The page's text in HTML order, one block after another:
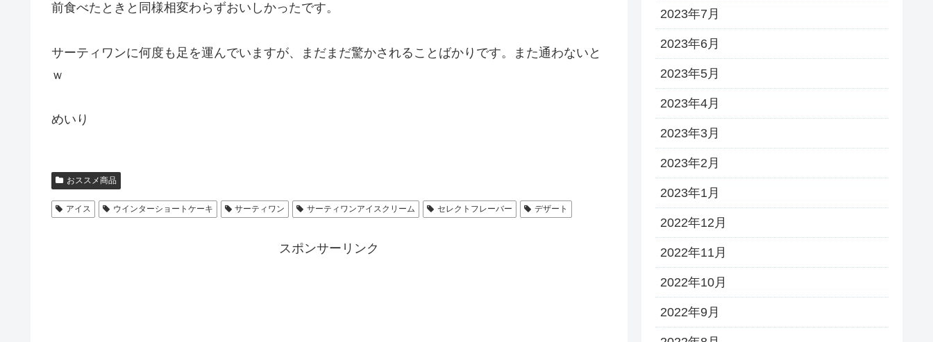
前食べたときと同様相変わらずおいしかったです。
サーティワンに何度も足を運んでいますが、まだまだ驚かされることばかりです。また通わないと
ｗ
めいり
おススメ商品
アイス ウインターショートケーキ サーティワン サーティワンアイスクリーム セレクトフレーバー デザート
スポンサーリンク
2023年7月
2023年6月
2023年5月
2023年4月
2023年3月
2023年2月
2023年1月
2022年12月
2022年11月
2022年10月
2022年9月